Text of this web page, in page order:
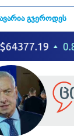
გჯეროდეს